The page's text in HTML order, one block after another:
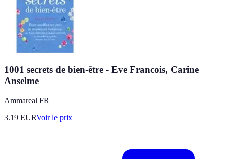
1001 secrets de bien-être - Eve Francois, Carine
Anselme
Ammareal FR
3.19 EURVoir le prix